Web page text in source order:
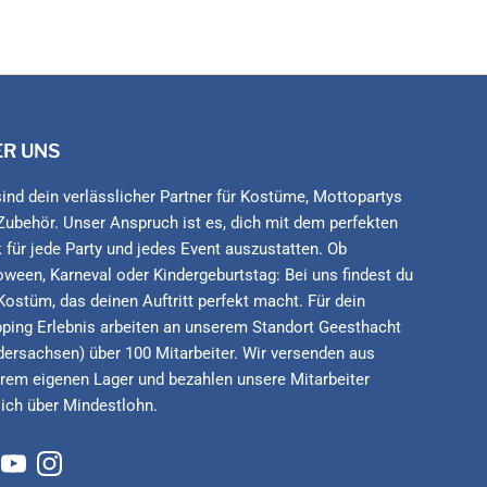
UNS
dein verlässlicher Partner für Kostüme, Mottopartys
Unser Anspruch ist es, dich mit dem perfekten
für jede Party und jedes Event auszustatten. Ob
Karneval oder Kindergeburtstag: Bei uns findest du
das deinen Auftritt perfekt macht. Für dein
Erlebnis arbeiten an unserem Standort Geesthacht
über 100 Mitarbeiter. Wir versenden aus
eigenen Lager und bezahlen unsere Mitarbeiter
über Mindestlohn.
YouTubeInstagram